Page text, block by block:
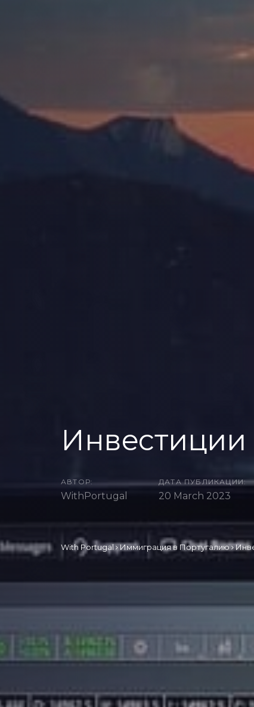
Инвестиции
АВТОР:
WithPortugal
ДАТА ПУБЛИКАЦИИ:
20 March 2023
With Portugal Иммиграция в Португалию